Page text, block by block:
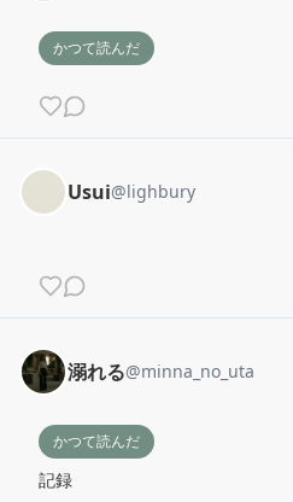
かつて読んだ
Usui@lighbury
溺れる@minna_no_uta
かつて読んだ
記録